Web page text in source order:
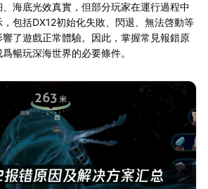
海底光效真實，但部分玩家在運行過程中
包括DX12初始化失敗、閃退、無法啓動等
了遊戲正常體驗。因此，掌握常見報錯原
暢玩深海世界的必要條件。